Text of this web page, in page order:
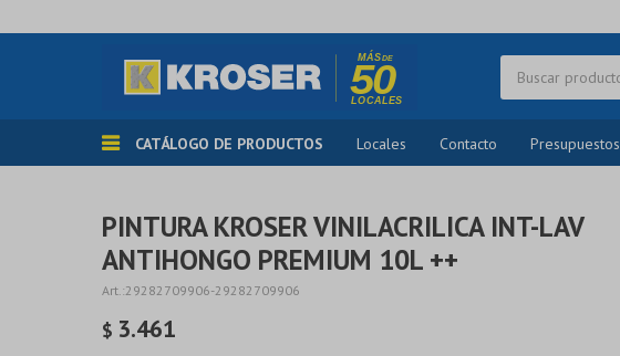
CATÁLOGO DE PRODUCTOS Locales Contacto Presupuestos
PINTURA KROSER VINILACRILICA INT-LAV
ANTIHONGO PREMIUM 10L ++
29282709906-29282709906
$ 3.461